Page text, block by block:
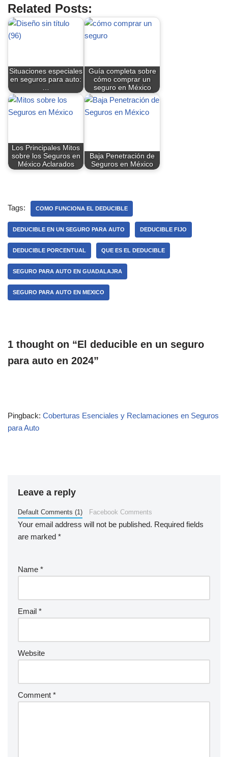
Related Posts:
Situaciones especiales
en seguros para auto:
…
Guía completa sobre
cómo comprar un
seguro en México
Los Principales Mitos
sobre los Seguros en
México Aclarados
Baja Penetración de
Seguros en México
Tags: COMO FUNCIONA EL DEDUCIBLE
DEDUCIBLE EN UN SEGURO PARA AUTO DEDUCIBLE FIJO
DEDUCIBLE PORCENTUAL QUE ES EL DEDUCIBLE
SEGURO PARA AUTO EN GUADALAJRA
SEGURO PARA AUTO EN MEXICO
1 thought on “El deducible en un seguro
para auto en 2024”
Pingback: Coberturas Esenciales y Reclamaciones en Seguros
para Auto
Leave a reply
Default Comments (1) Facebook Comments
Your email address will not be published. Required fields
are marked *
Name *
Email *
Website
Comment *